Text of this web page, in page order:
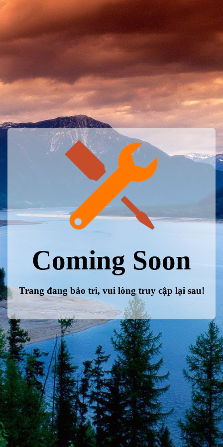
Coming Soon
Trang đang bảo trì, vui lòng truy cập lại sau!